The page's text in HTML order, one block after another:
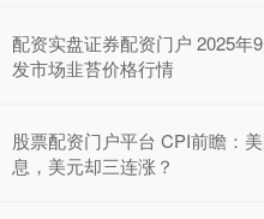
配资实盘证券配资门户 2025年
发市场韭苔价格行情
股票配资门户平台 CPI前瞻：
息，美元却三连涨？